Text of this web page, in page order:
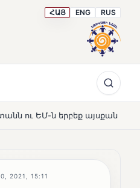
ՀԱՅ ENG RUS
այսքան մոտ չեն եղել»
2021, 15:11